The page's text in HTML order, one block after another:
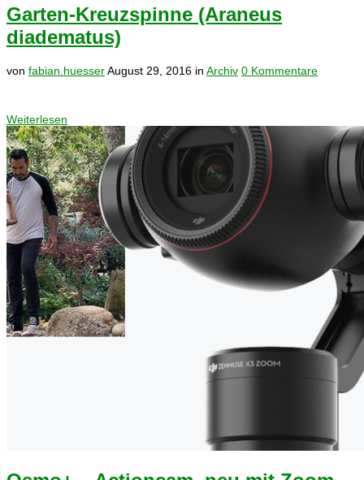
Garten-Kreuzspinne (Araneus
diadematus)
von fabian.huesserAugust 29, 2016 in Archiv 0 Kommentare
Weiterlesen